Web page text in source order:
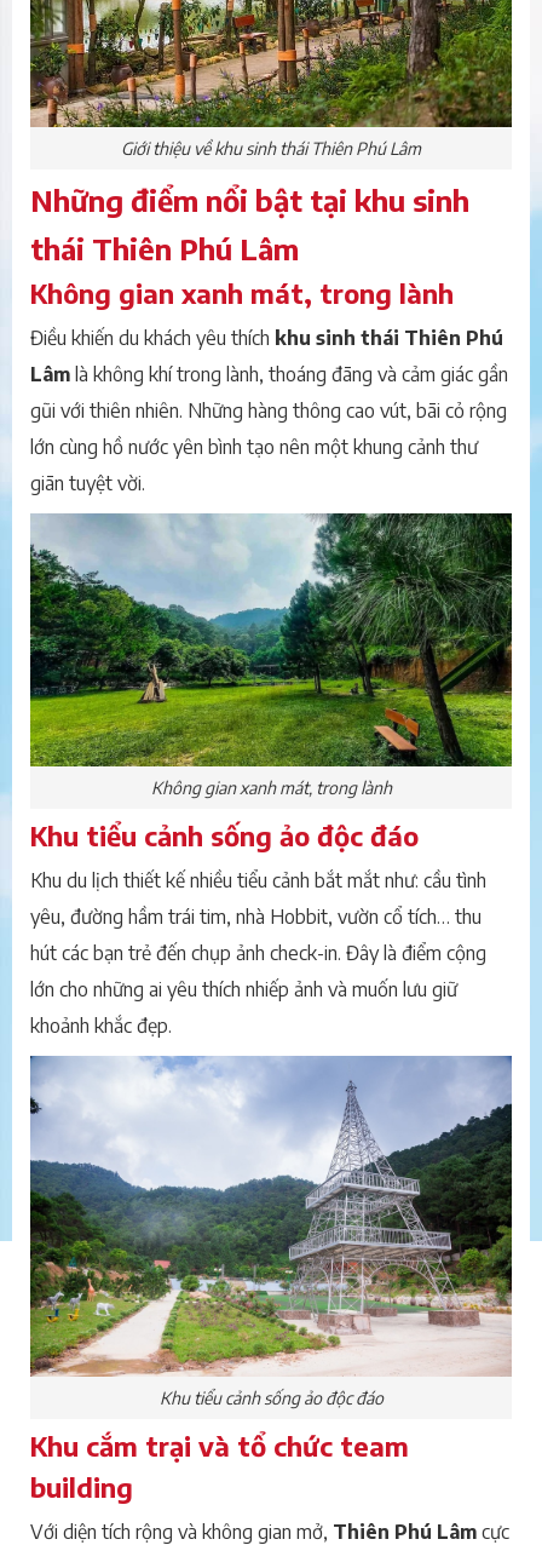
Giới thiệu về khu sinh thái Thiên Phú Lâm
Những điểm nổi bật tại khu sinh
thái Thiên Phú Lâm
Không gian xanh mát, trong lành
Điều khiến du khách yêu thích khu sinh thái Thiên Phú
Lâm là không khí trong lành, thoáng đãng và cảm giác gần
gũi với thiên nhiên. Những hàng thông cao vút, bãi cỏ rộng
lớn cùng hồ nước yên bình tạo nên một khung cảnh thư
giãn tuyệt vời.
Không gian xanh mát, trong lành
Khu tiểu cảnh sống ảo độc đáo
Khu du lịch thiết kế nhiều tiểu cảnh bắt mắt như: cầu tình
yêu, đường hầm trái tim, nhà Hobbit, vườn cổ tích… thu
hút các bạn trẻ đến chụp ảnh check-in. Đây là điểm cộng
lớn cho những ai yêu thích nhiếp ảnh và muốn lưu giữ
khoảnh khắc đẹp.
Khu tiểu cảnh sống ảo độc đáo
Khu cắm trại và tổ chức team
building
Với diện tích rộng và không gian mở, Thiên Phú Lâm cực